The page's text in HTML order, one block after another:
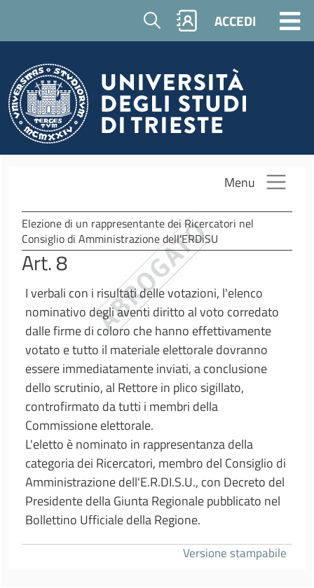
Salta al contenuto principale
Cerca ACCEDI
Menu
Elezione di un rappresentante dei Ricercatori nel
Consiglio di Amministrazione dell'ERDiSU
Art. 8
I verbali con i risultati delle votazioni, l'elenco
nominativo degli aventi diritto al voto corredato
dalle firme di coloro che hanno effettivamente
votato e tutto il materiale elettorale dovranno
essere immediatamente inviati, a conclusione
dello scrutinio, al Rettore in plico sigillato,
controfirmato da tutti i membri della
Commissione elettorale.
L'eletto è nominato in rappresentanza della
categoria dei Ricercatori, membro del Consiglio di
Amministrazione dell'E.R.DI.S.U., con Decreto del
Presidente della Giunta Regionale pubblicato nel
Bollettino Ufficiale della Regione.
Versione stampabile